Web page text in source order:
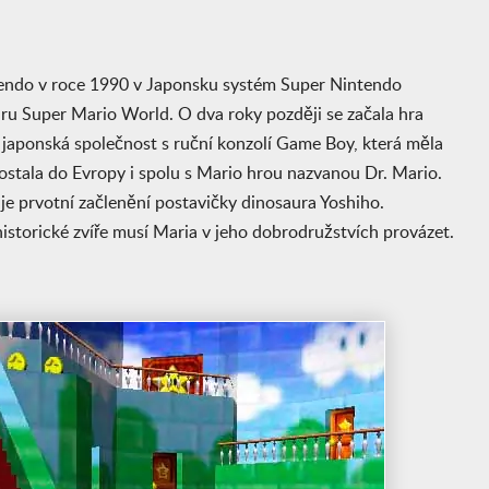
v roce 1990 v Japonsku systém Super Nintendo
Super Mario World. O dva roky později se začala hra
společnost s ruční konzolí Game Boy, která měla
do Evropy i spolu s Mario hrou nazvanou Dr. Mario.
prvotní začlenění postavičky dinosaura Yoshiho.
zvíře musí Maria v jeho dobrodružstvích provázet.